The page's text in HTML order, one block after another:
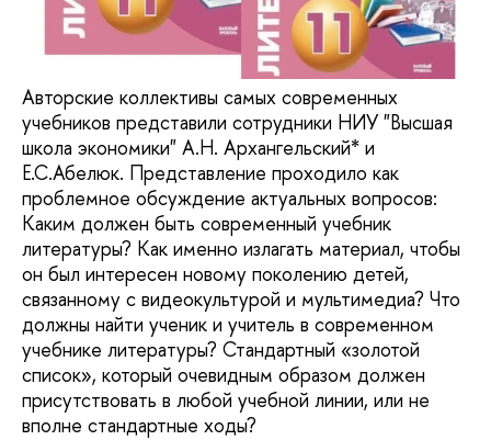
Авторские коллективы самых современных
учебников представили сотрудники НИУ "Высшая
школа экономики" А.Н. Архангельский* и
Е.С.Абелюк. Представление проходило как
проблемное обсуждение актуальных вопросов:
Каким должен быть современный учебник
литературы? Как именно излагать материал, чтобы
он был интересен новому поколению детей,
связанному с видеокультурой и мультимедиа? Что
должны найти ученик и учитель в современном
учебнике литературы? Стандартный «золотой
список», который очевидным образом должен
присутствовать в любой учебной линии, или не
вполне стандартные ходы?